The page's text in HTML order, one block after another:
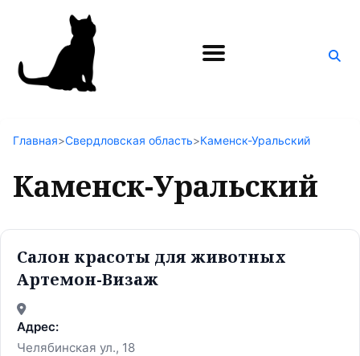
Поиск
Главная>Свердловская область>Каменск-Уральский
Каменск-Уральский
Салон красоты для животных
Артемон-Визаж
Адрес:
Челябинская ул., 18